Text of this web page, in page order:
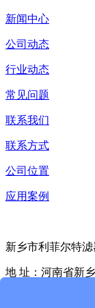
新闻中心
公司动态
行业动态
常见问题
联系我们
联系方式
公司位置
应用案例
新乡市利菲尔特
地 址：河南省新